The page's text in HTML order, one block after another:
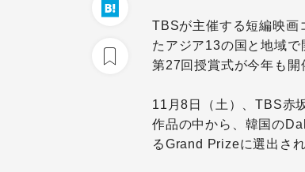
TBSが主催する短編映画
たアジア13の国と地域
第27回授賞式が今年も開
11月8日（土）、TBS赤
作品の中から、韓国の
るGrand Prizeに選出さ